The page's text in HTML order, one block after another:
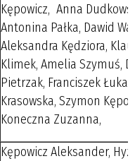
Kępowicz, Anna
Antonina Pałka, Dawid
Aleksandra Kędziora,
Klimek, Amelia Szymuś,
Pietrzak, Franciszek
Krasowska, Szymon
Koneczna Zuzanna,
Kępowicz Aleksander, Hyz